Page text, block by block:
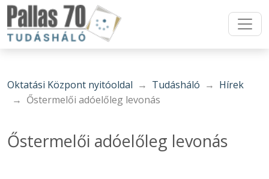
Oktatási Központ nyitóoldal Tudásháló
Hírek
Őstermelői adóelőleg levonás
Őstermelői adóelőleg levonás